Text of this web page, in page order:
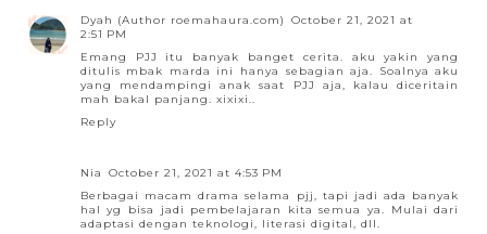
Dyah (Author roemahaura.com)
October 21, 2021 at
2:51 PM
Emang PJJ itu banyak banget cerita. aku yakin yang
ditulis mbak marda ini hanya sebagian aja. Soalnya aku
yang mendampingi anak saat PJJ aja, kalau diceritain
mah bakal panjang. xixixi..
Reply
Nia
October 21, 2021 at 4:53 PM
Berbagai macam drama selama pjj, tapi jadi ada banyak
hal yg bisa jadi pembelajaran kita semua ya. Mulai dari
adaptasi dengan teknologi, literasi digital, dll.